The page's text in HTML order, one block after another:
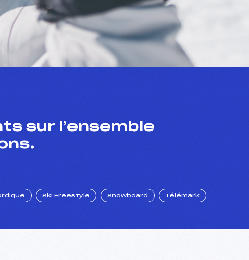
sur l’ensemble
Ski Freestyle Snowboard Télémark